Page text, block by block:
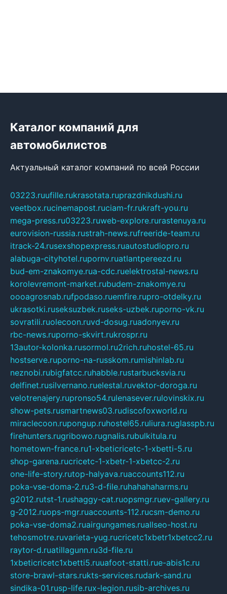
Каталог компаний для
автомобилистов
Актуальный каталог компаний по всей России
03223.ruufille.rukrasotata.ruprazdnikdushi.ru
veetbox.rucinemapost.ruciam-fr.rukraft-you.ru
mega-press.ru03223.ruweb-explore.rurastenuya.ru
eurovision-russia.rustrah-news.rufreeride-team.ru
itrack-24.rusexshopexpress.ruautostudiopro.ru
alabuga-cityhotel.rupornv.ruatlantpereezd.ru
bud-em-znakomye.rua-cdc.ruelektrostal-news.ru
korolevremont-market.rubudem-znakomye.ru
oooagrosnab.rufpodaso.ruemfire.rupro-otdelky.ru
ukrasotki.ruseksuzbek.ruseks-uzbek.ruporno-vk.ru
sovratili.ruolecoon.ruvd-dosug.ruadonyev.ru
rbc-news.ruporno-skvirt.rukrospr.ru
13autor-kolonka.rusormol.ru2rich.ruhostel-65.ru
hostserve.ruporno-na-russkom.rumishinlab.ru
neznobi.rubigfatcc.ruhabble.rustarbucksvia.ru
delfinet.rusilvernano.ruelestal.ruvektor-doroga.ru
velotrenajery.rupronso54.rulenasever.rulovinskix.ru
show-pets.rusmartnews03.rudiscofoxworld.ru
miraclecoon.rupongup.ruhostel65.ruliura.ruglasspb.ru
firehunters.rugribowo.rugnalis.rubulkitula.ru
hometown-france.ru1-xbeticricetc-1-xbetti-5.ru
shop-garena.rucricetc-1-xbetr-1-xbetcc-2.ru
one-life-story.rutop-halyava.ruaccounts112.ru
poka-vse-doma-2.ru3-d-file.ruhahahaharms.ru
g2012.rutst-1.rushaggy-cat.ruopsmgr.ruev-gallery.ru
g-2012.ruops-mgr.ruaccounts-112.rucsm-demo.ru
poka-vse-doma2.ruairgungames.ruallseo-host.ru
tehosmotre.ruvarieta-yug.rucricetc1xbetr1xbetcc2.ru
raytor-d.ruatillagunn.ru3d-file.ru
1xbeticricetc1xbetti5.ruuafoot-statti.rue-abis1c.ru
store-brawl-stars.rukts-services.rudark-sand.ru
sindika-01.rusp-life.rux-legion.rusib-archives.ru